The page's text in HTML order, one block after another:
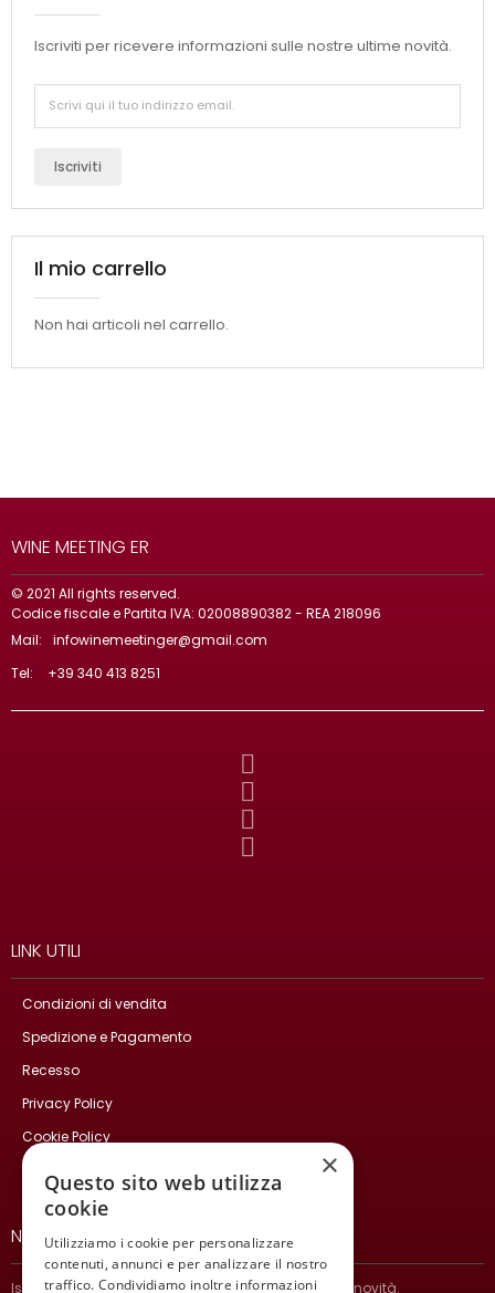
Iscriviti per ricevere informazioni sulle nostre ultime novità.
Iscriviti
Il mio carrello
Non hai articoli nel carrello.
WINE MEETING ER
© 2021 All rights reserved.
Codice fiscale e Partita IVA: 02008890382 - REA 218096
Mail:
infowinemeetinger@gmail.com
Tel:
+39 340 413 8251
LINK UTILI
Condizioni di vendita
Spedizione e Pagamento
Recesso
Privacy Policy
Cookie Policy
Contatti
NEWSLETTER
Iscriviti per ricevere informazioni sulle nostre ultime novità.
×
Questo sito web utilizza
cookie
Utilizziamo i cookie per personalizzare
contenuti, annunci e per analizzare il nostro
traffico. Condividiamo inoltre informazioni